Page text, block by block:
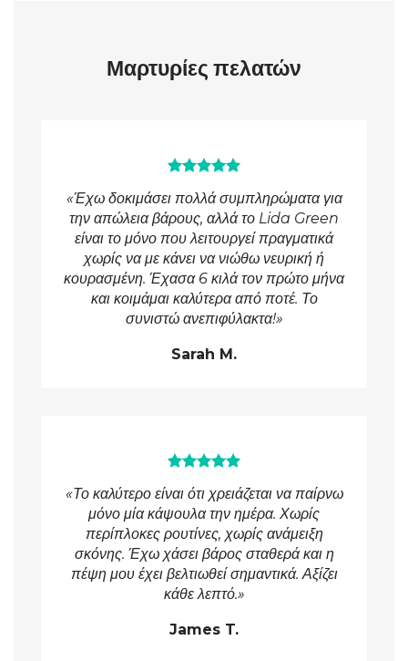
Μαρτυρίες πελατών
«Έχω δοκιμάσει πολλά συμπληρώματα για
την απώλεια βάρους, αλλά το Lida Green
είναι το μόνο που λειτουργεί πραγματικά
χωρίς να με κάνει να νιώθω νευρική ή
κουρασμένη. Έχασα 6 κιλά τον πρώτο μήνα
και κοιμάμαι καλύτερα από ποτέ. Το
συνιστώ ανεπιφύλακτα!»
Sarah M.
«Το καλύτερο είναι ότι χρειάζεται να παίρνω
μόνο μία κάψουλα την ημέρα. Χωρίς
περίπλοκες ρουτίνες, χωρίς ανάμειξη
σκόνης. Έχω χάσει βάρος σταθερά και η
πέψη μου έχει βελτιωθεί σημαντικά. Αξίζει
κάθε λεπτό.»
James T.